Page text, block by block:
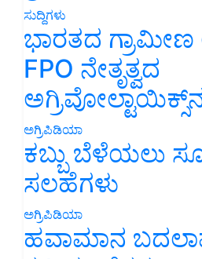
ಸುದ್ದಿಗಳು
ಭಾರತದ
FPO ನೇತೃತ್ವದ
ಅಗ್ರಿಪಿಡಿಯಾ
ಕಬ್ಬು ಬೆಳೆಯಲು
ಸಲಹೆಗಳು
ಅಗ್ರಿಪಿಡಿಯಾ
ಹವಾಮಾನ